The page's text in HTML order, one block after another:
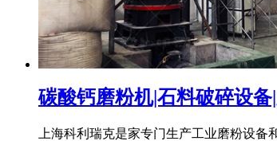
碳酸钙磨粉机|石料破碎设
上海科利瑞克是家专门生产工业磨粉设